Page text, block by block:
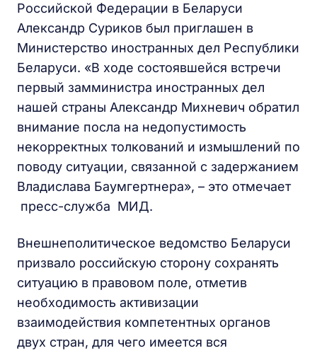
Российской Федерации в Беларуси
Александр Суриков был приглашен в
Министерство иностранных дел Республики
Беларуси. «В ходе состоявшейся встречи
первый замминистра иностранных дел
нашей страны Александр Михневич обратил
внимание посла на недопустимость
некорректных толкований и измышлений по
поводу ситуации, связанной с задержанием
Владислава Баумгертнера», – это отмечает
пресс-служба МИД.
Внешнеполитическое ведомство Беларуси
призвало российскую сторону сохранять
ситуацию в правовом поле, отметив
необходимость активизации
взаимодействия компетентных органов
двух стран, для чего имеется вся